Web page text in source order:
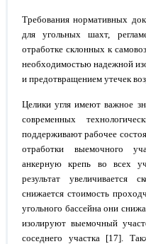
Требования нормативных
для угольных шахт,
отработке склонных к
необходимостью надежной
и предотвращением утечек
Целики угля имеют важное
современных
поддерживают рабочее
отработки выемочного
анкерную крепь во всех
результат увеличивается
снижается стоимость
угольного бассейна они
изолируют выемочный
соседнего участка [17].